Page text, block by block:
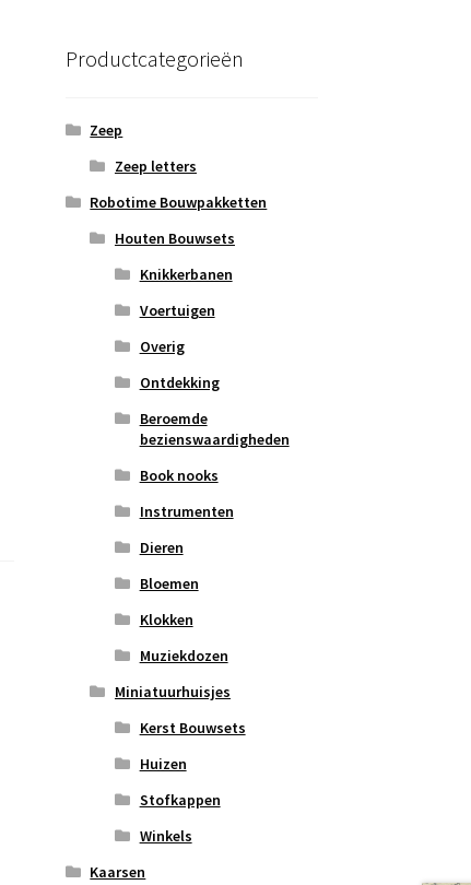
Productcategorieën
Zeep
Zeep letters
Robotime Bouwpakketten
Houten Bouwsets
Knikkerbanen
Voertuigen
Overig
Ontdekking
Beroemde
bezienswaardigheden
Book nooks
Instrumenten
Dieren
Bloemen
Klokken
Muziekdozen
Miniatuurhuisjes
Kerst Bouwsets
Huizen
Stofkappen
Winkels
Kaarsen